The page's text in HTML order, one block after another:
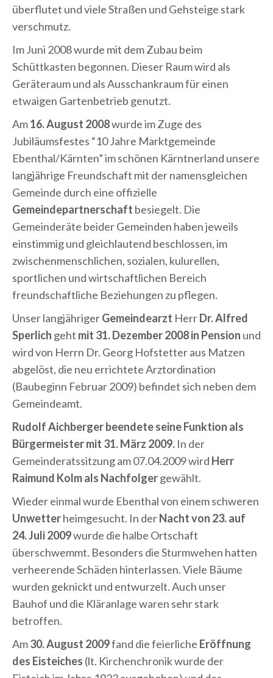
überflutet und viele Straßen und Gehsteige stark
verschmutz.
Im Juni 2008 wurde mit dem Zubau beim
Schüttkasten begonnen. Dieser Raum wird als
Geräteraum und als Ausschankraum für einen
etwaigen Gartenbetrieb genutzt.
Am16. August 2008wurde im Zuge des
Jubiläumsfestes “10 Jahre Marktgemeinde
Ebenthal/Kärnten” im schönen Kärntnerland unsere
langjährige Freundschaft mit der namensgleichen
Gemeinde durch eine offizielle
Gemeindepartnerschaft besiegelt. Die
Gemeinderäte beider Gemeinden haben jeweils
einstimmig und gleichlautend beschlossen, im
zwischenmenschlichen, sozialen, kulurellen,
sportlichen und wirtschaftlichen Bereich
freundschaftliche Beziehungen zu pflegen.
Unser langjährigerGemeindearzt HerrDr. Alfred
Sperlich geht mit 31. Dezember 2008 in Pension und
wird von Herrn Dr. Georg Hofstetter aus Matzen
abgelöst, die neu errichtete Arztordination
(Baubeginn Februar 2009) befindet sich neben dem
Gemeindeamt.
Rudolf Aichberger beendete seine Funktion als
Bürgermeister mit 31. März 2009. In der
Gemeinderatssitzung am 07.04.2009 wird Herr
Raimund Kolm als Nachfolgergewählt.
Wieder einmal wurde Ebenthal von einem schweren
Unwetterheimgesucht. In derNacht von 23. auf
24. Juli 2009wurde die halbe Ortschaft
überschwemmt. Besonders die Sturmwehen hatten
verheerende Schäden hinterlassen. Viele Bäume
wurden geknickt und entwurzelt. Auch unser
Bauhof und die Kläranlage waren sehr stark
betroffen.
Am30. August 2009fand die feierliche Eröffnung
des Eisteiches (lt. Kirchenchronik wurde der